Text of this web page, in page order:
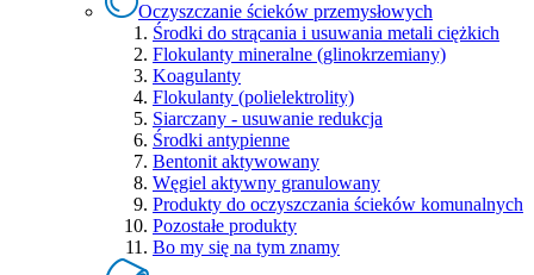
Oczyszczanie ścieków przemysłowych
Środki do strącania i usuwania metali ciężkich
Flokulanty mineralne (glinokrzemiany)
Koagulanty
Flokulanty (polielektrolity)
Siarczany - usuwanie redukcja
Środki antypienne
Bentonit aktywowany
Węgiel aktywny granulowany
Produkty do oczyszczania ścieków komunalnych
Pozostałe produkty
Bo my się na tym znamy